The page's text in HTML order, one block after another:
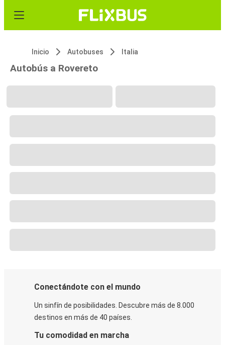
Inicio Autobuses Italia
Autobús a Rovereto
Conectándote con el mundo
Un sinfín de posibilidades. Descubre más de 8.000
destinos en más de 40 países.
Tu comodidad en marcha